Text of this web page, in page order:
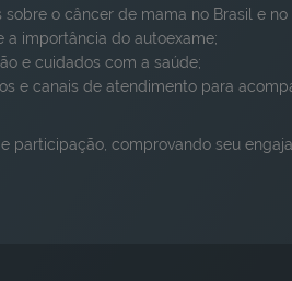
o câncer de mama no Brasil e no
a importância do autoexame;
e cuidados com a saúde;
e canais de atendimento para
participação, comprovando seu